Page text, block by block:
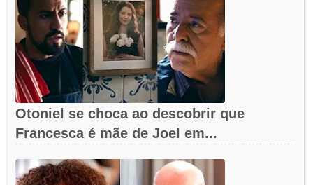
Otoniel se choca ao descobrir que
Francesca é mãe de Joel em...